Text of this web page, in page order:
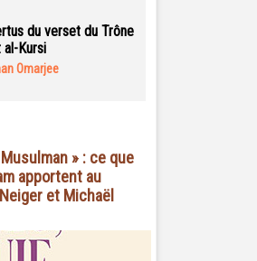
du verset du Trône
al-Kursi
Omarjee
» : ce que
apportent au
et Michaël